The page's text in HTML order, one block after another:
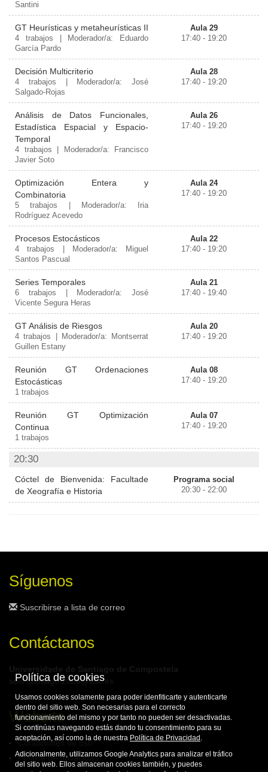
Santini
GT Heurísticas y metaheurísticas II
4 trabajos | Moderador/a: Eduardo
García Pardo
Aula 29
17:40 - 19:20
Decisión Multicriterio
4 trabajos | Moderador/a: José
Salgado-Rojas
Aula 28
17:40 - 19:20
Análisis de Datos Funcionales,
Estadística Espacial y Espacio-
Temporal
4 trabajos | Moderador/a: Francisco
Javier Soto
Aula 26
17:40 - 19:20
Optimización Entera y
Combinatoria
5 trabajos | Moderador/a: Iria
Rodríguez Acevedo
Aula 24
17:40 - 19:20
Procesos Estocásticos
4 trabajos | Moderador/a: Miguel
Santos Pascual
Aula 22
17:40 - 19:20
Series Temporales
6 trabajos | Moderador/a: José
Vicente Segura Heras
Aula 21
17:40 - 19:40
GT Análisis de Riesgos
4 trabajos | Moderador/a: Montserrat
Guillen Estany
Aula 20
17:40 - 19:20
Reunión GT Ordenaciones
Estocásticas
1 trabajos
Aula 08
17:40 - 19:20
Reunión GT Optimización
Continua
1 trabajos
Aula 07
17:40 - 19:20
20:30
Cóctel de Bienvenida: Facultade
de Xeografía e Historia
Programa social
20:30 - 22:00
Síguenos
Suscribirse a lista de correo
Contáctanos
seio.santiago.2026@usc.es
Website
Condiciones de uso
Política de privacidad
Política de cookies
Usamos cookies solamente para poder idenfiticarte y autenticarte
dentro del sitio web. Son necesarias para el correcto
funcionamiento del mismo y por tanto no pueden ser desactivadas.
Si continúas navegando estás dando tu consentimiento para su
aceptación, así como la de nuestra Política de Privacidad .
Adicionalmente, utilizamos Google Analytics para analizar el tráfico
del sitio web. Ellos almacenan cookies también, y puedes